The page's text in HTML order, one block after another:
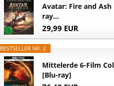
Avatar: Fire and Ash
ray...
29,99 EUR
BESTSELLER NR. 2
Mittelerde 6-Film
[Blu-ray]